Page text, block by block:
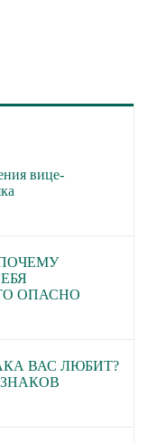
вице-
ОПАСНО
ВАС ЛЮБИТ?